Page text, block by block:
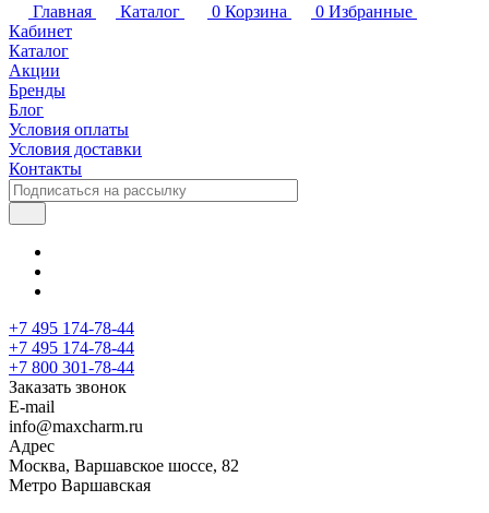
Главная
Каталог 0 Корзина 0 Избранные
Кабинет
Каталог
Акции
Бренды
Блог
Условия оплаты
Условия доставки
Контакты
+7 495 174-78-44
+7 495 174-78-44
+7 800 301-78-44
Заказать звонок
E-mail
info@maxcharm.ru
Адрес
Москва, Варшавское шоссе, 82
Метро Варшавская